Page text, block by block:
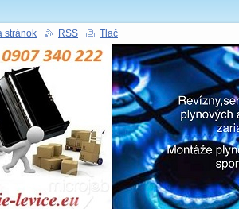
stránok RSS Tlač